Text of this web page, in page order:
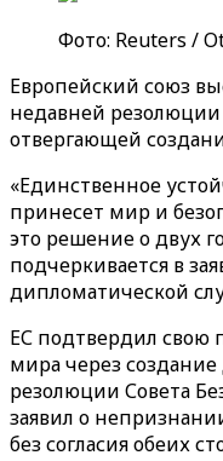
Фото: Reuters /
Европейский союз
недавней резолюции
отвергающей
«Единственное
принесет мир и
это решение о двух
подчеркивается в
дипломатической
ЕС подтвердил
мира через создание
резолюции Совета
заявил о
без согласия обеих